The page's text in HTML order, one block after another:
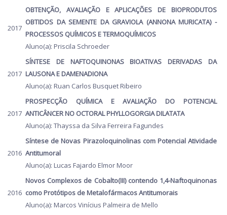
2017
OBTENÇÃO, AVALIAÇÃO E APLICAÇÕES DE BIOPRODUTOS
OBTIDOS DA SEMENTE DA GRAVIOLA (ANNONA MURICATA) -
PROCESSOS QUÍMICOS E TERMOQUÍMICOS
Aluno(a): Priscila Schroeder
2017
SÍNTESE DE NAFTOQUINONAS BIOATIVAS DERIVADAS DA
LAUSONA E DAMENADIONA
Aluno(a): Ruan Carlos Busquet Ribeiro
2017
PROSPECÇÃO QUÍMICA E AVALIAÇÃO DO POTENCIAL
ANTICÂNCER NO OCTORAL PHYLLOGORGIA DILATATA
Aluno(a): Thayssa da Silva Ferreira Fagundes
2016
Síntese de Novas Pirazoloquinolinas com Potencial Atividade
Antitumoral
Aluno(a): Lucas Fajardo Elmor Moor
2016
Novos Complexos de Cobalto(III) contendo 1,4-Naftoquinonas
como Protótipos de Metalofármacos Antitumorais
Aluno(a): Marcos Vinícius Palmeira de Mello